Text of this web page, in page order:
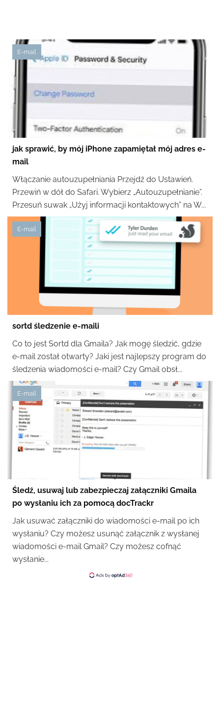
E-mail
jak sprawić, by mój iPhone zapamiętał mój adres e-
mail
Włączanie autouzupełniania Przejdź do Ustawień.
Przewiń w dół do Safari. Wybierz „Autouzupełnianie”.
Przesuń suwak „Użyj informacji kontaktowych” na W...
E-mail
sortd śledzenie e-maili
Co to jest Sortd dla Gmaila? Jak mogę śledzić, gdzie
e-mail został otwarty? Jaki jest najlepszy program do
śledzenia wiadomości e-mail? Czy Gmail obsł...
E-mail
Śledź, usuwaj lub zabezpieczaj załączniki Gmaila
po wysłaniu ich za pomocą docTrackr
Jak usuwać załączniki do wiadomości e-mail po ich
wysłaniu? Czy możesz usunąć załącznik z wysłanej
wiadomości e-mail Gmail? Czy możesz cofnąć
wysłanie...